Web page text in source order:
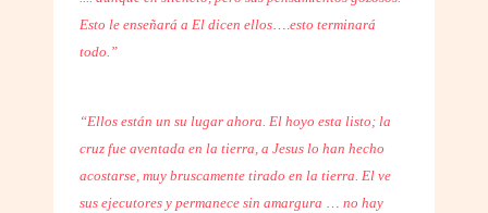
Esto le enseñará a El dicen ellos….esto terminará
todo.”
“Ellos están un su lugar ahora. El hoyo esta listo; la
cruz fue aventada en la tierra, a Jesus lo han hecho
acostarse, muy bruscamente tirado en la tierra. El ve
sus ejecutores y permanece sin amargura … no hay